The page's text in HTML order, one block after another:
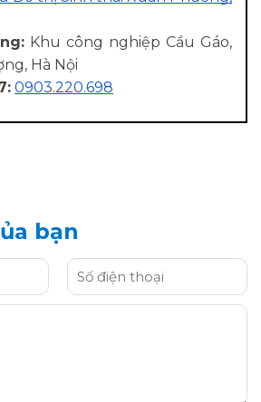
Khu công nghiệp Cầu Gáo,
Hà Nội
0903.220.698
bạn